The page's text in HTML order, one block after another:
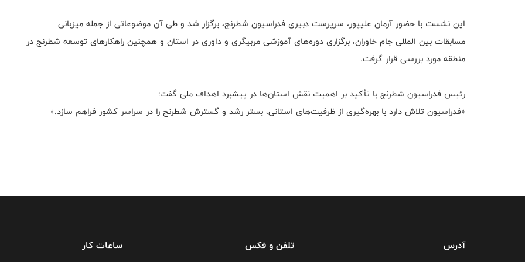
این نشست با حضور آرمان علیپور، سرپرست دبیری فدراسیون شطرنج، برگزار شد و طی آن موضوعاتی از جمله میزبانی
مسابقات بین المللی جام خاوران، برگزاری دوره‌های آموزشی مربیگری و داوری در استان و همچنین راهکارهای توسعه شطرنج در
منطقه مورد بررسی قرار گرفت.
رئیس فدراسیون شطرنج با تأکید بر اهمیت نقش استان‌ها در پیشبرد اهداف ملی گفت:
«فدراسیون تلاش دارد با بهره‌گیری از ظرفیت‌های استانی، بستر رشد و گسترش شطرنج را در سراسر کشور فراهم سازد.»
آدرس تلفن و فکس ساعات کار